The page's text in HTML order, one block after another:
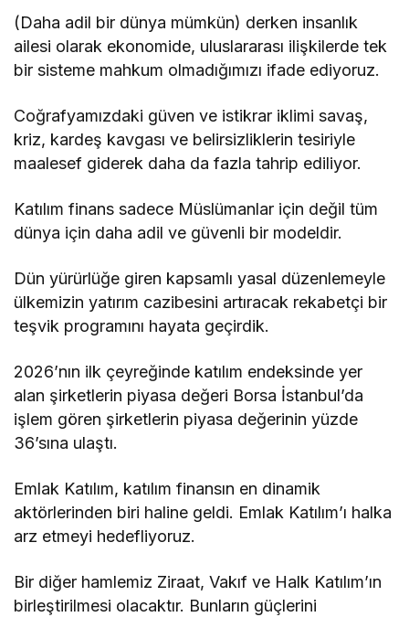
(Daha adil bir dünya mümkün) derken insanlık
ailesi olarak ekonomide, uluslararası ilişkilerde tek
bir sisteme mahkum olmadığımızı ifade ediyoruz.
Coğrafyamızdaki güven ve istikrar iklimi savaş,
kriz, kardeş kavgası ve belirsizliklerin tesiriyle
maalesef giderek daha da fazla tahrip ediliyor.
Katılım finans sadece Müslümanlar için değil tüm
dünya için daha adil ve güvenli bir modeldir.
Dün yürürlüğe giren kapsamlı yasal düzenlemeyle
ülkemizin yatırım cazibesini artıracak rekabetçi bir
teşvik programını hayata geçirdik.
2026’nın ilk çeyreğinde katılım endeksinde yer
alan şirketlerin piyasa değeri Borsa İstanbul’da
işlem gören şirketlerin piyasa değerinin yüzde
36’sına ulaştı.
Emlak Katılım, katılım finansın en dinamik
aktörlerinden biri haline geldi. Emlak Katılım’ı halka
arz etmeyi hedefliyoruz.
Bir diğer hamlemiz Ziraat, Vakıf ve Halk Katılım’ın
birleştirilmesi olacaktır. Bunların güçlerini